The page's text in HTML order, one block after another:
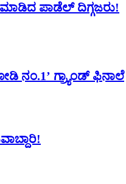
ಪಾಡೆಲ್ ದಿಗ್ಗಜರು!
ನಂ.1’ ಗ್ರ್ಯಾಂಡ್ ಫಿನಾಲೆ